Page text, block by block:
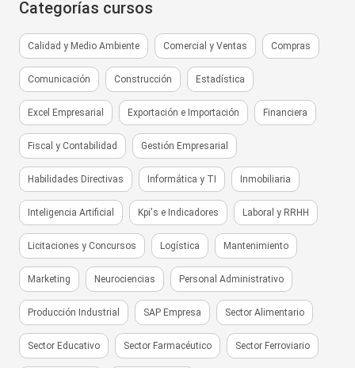
Categorías cursos
Calidad y Medio Ambiente Comercial y Ventas Compras
Comunicación Construcción Estadística
Excel Empresarial Exportación e Importación Financiera
Fiscal y Contabilidad Gestión Empresarial
Habilidades Directivas Informática y TI Inmobiliaria
Inteligencia Artificial Kpi's e Indicadores Laboral y RRHH
Licitaciones y Concursos Logística Mantenimiento
Marketing Neurociencias Personal Administrativo
Producción Industrial SAP Empresa Sector Alimentario
Sector Educativo Sector Farmacéutico Sector Ferroviario